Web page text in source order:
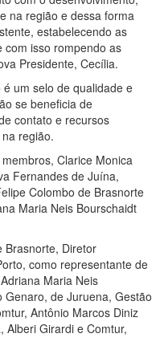
na região e dessa forma
estabelecendo as
com isso rompendo as
Presidente, Cecília.
um selo de qualidade e
se beneficia de
contato e recursos
região.
Clarice Monica
Fernandes de Juína,
Colombo de Brasnorte
Maria Neis Bourschaidt
Brasnorte, Diretor
como representante de
Maria Neis
Genaro, de Juruena, Gestão
Antônio Marcos Diniz
Alberi Girardi e Comtur,